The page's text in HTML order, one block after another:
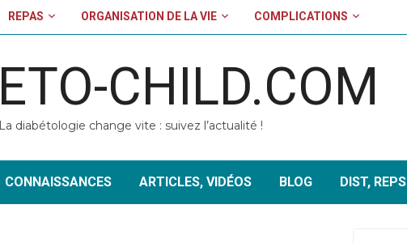
REPAS ORGANISATION DE LA VIE COMPLICATIONS
CHILD.COM
La diabétologie change vite : suivez l’actualité !
CONNAISSANCES ARTICLES, VIDÉOS BLOG DIST, REPS